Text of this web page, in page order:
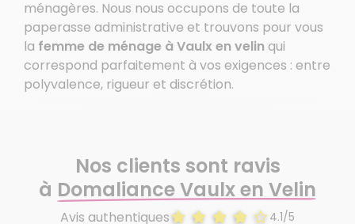
ménagères. Nous nous occupons de toute la
paperasse administrative et trouvons pour vous
la femme de ménage à Vaulx en velinqui
correspond parfaitement à vos exigences : entre
polyvalence, rigueur et discrétion.
Nos clients sont ravis
à Domaliance Vaulx en Velin
Avis authentiques 4.1/5